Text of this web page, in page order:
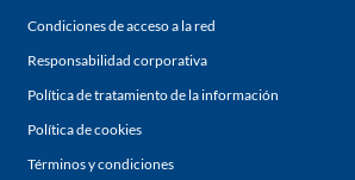
Condiciones de acceso a la red
Responsabilidad corporativa
Política de tratamiento de la información
Política de cookies
Términos y condiciones